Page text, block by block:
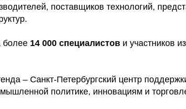
поставщиков технологий,
более 14 000 специалистов и участников из
– Санкт-Петербургский центр
политике, инновациям и